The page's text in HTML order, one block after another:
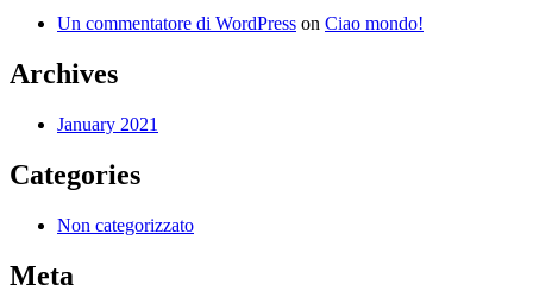
Un commentatore di WordPress on Ciao mondo!
Archives
January 2021
Categories
Non categorizzato
Meta